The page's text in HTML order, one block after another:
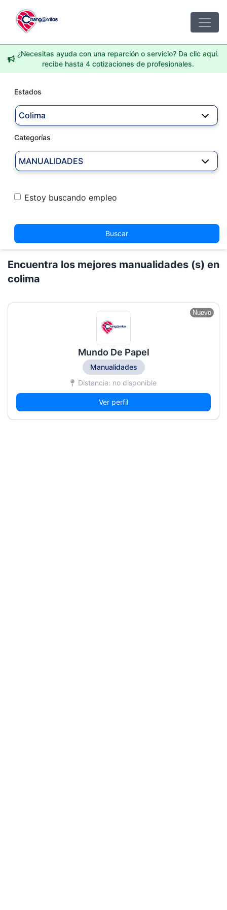
¿Necesitas ayuda con una reparción o servicio? Da clic aquí.
recibe hasta 4 cotizaciones de profesionales.
Estados
Colima
Categorías
MANUALIDADES
Estoy buscando empleo
Buscar
Encuentra los mejores manualidades (s) en
colima
Nuevo
Mundo De Papel
Manualidades
Distancia: no disponible
Ver perfil